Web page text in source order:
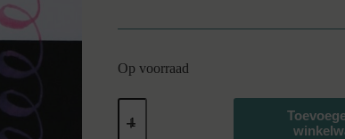
Op voorraad
Fudenosuke
pastel